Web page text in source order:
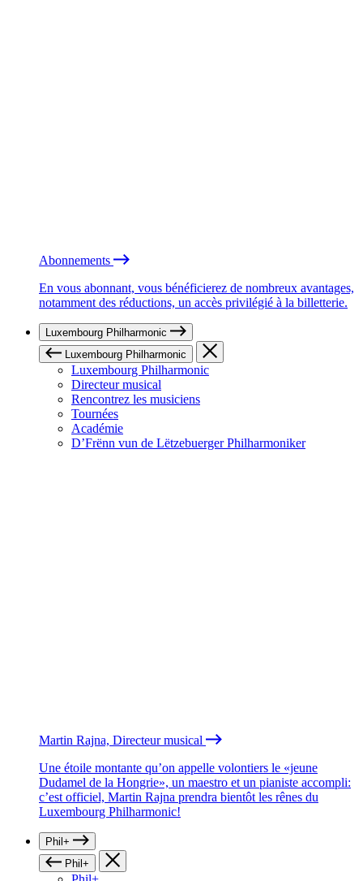
Abonnements
En vous abonnant, vous bénéficierez de nombreux avantages,
notamment des réductions, un accès privilégié à la billetterie.
Luxembourg Philharmonic
Luxembourg Philharmonic
Luxembourg Philharmonic
Directeur musical
Rencontrez les musiciens
Tournées
Académie
D’Frënn vun de Lëtzebuerger Philharmoniker
Martin Rajna, Directeur musical
Une étoile montante qu’on appelle volontiers le «jeune
Dudamel de la Hongrie», un maestro et un pianiste accompli:
c’est officiel, Martin Rajna prendra bientôt les rênes du
Luxembourg Philharmonic!
Phil+
Phil+